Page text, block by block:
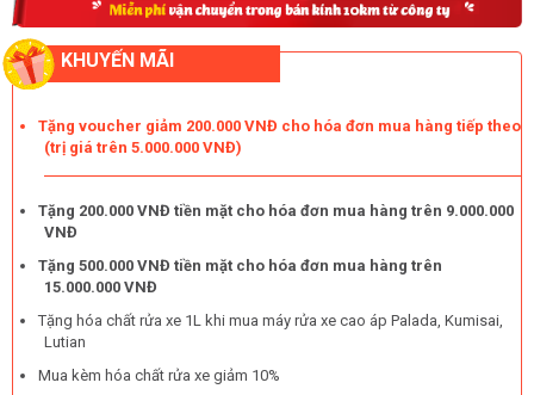
nuôi, dọn dẹp vệ sinh sàn nhà vệ sinh, nhà bếp, các vật dụng gia
đình,...
Mua máy xịt rửa xe gia đình IPC PW-C04 chính hãng ở đâu?
Sàn thương mại Hoàng Liên chuyên cung cấp các dòng máy rửa
xe giá rẻ đến các sản phẩm cao cấp, chính hãng đến từ các
thương hiệu nổi tiếng. Với gần 10 năm hoạt động trên thị trường
Việt Nam, chúng tôi luôn mong muốn mang đến cho người dùng
những trải nghiệm tuyệt vời. Máy rửa xe gia đình IPC PW-C04 đã
có mặt tại kho của Hoàng Liên, với đầy đủ giấy tờ, nguồn gốc rõ
ràng.
KHUYẾN MÃI
Tặng voucher giảm 200.000 VNĐ cho hóa đơn mua hàng tiếp theo
(trị giá trên 5.000.000 VNĐ)
Tặng 200.000 VNĐ tiền mặt cho hóa đơn mua hàng trên 9.000.000
VNĐ
Tặng 500.000 VNĐ tiền mặt cho hóa đơn mua hàng trên
15.000.000 VNĐ
Tặng hóa chất rửa xe 1L khi mua máy rửa xe cao áp Palada, Kumisai,
Lutian
Mua kèm hóa chất rửa xe giảm 10%